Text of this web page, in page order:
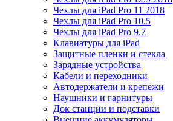
Чехлы для iPad Pro 11 2018
Чехлы для iPad Pro 10.5
Чехлы для iPad Pro 9.7
Клавиатуры для iPad
Защитные пленки и стекла
Зарядные устройства
Кабели и переходники
Автодержатели и крепежи
Наушники и гарнитуры
Док станции и подставки